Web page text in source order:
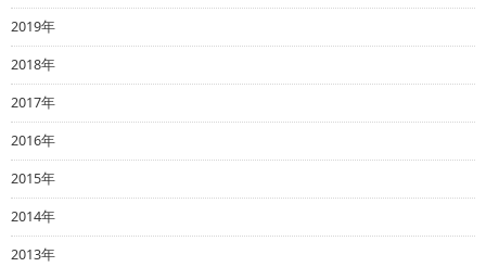
2019年
2018年
2017年
2016年
2015年
2014年
2013年